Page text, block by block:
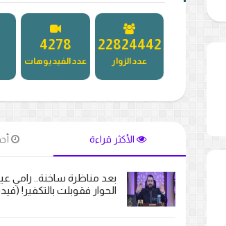
26546414
عدد الزوار
4983
عدد الفيديوهات
الأكثر قراءة
بعد مناظرة ساخنة.. رامي
الحوار فقوبلت بالتكفير!